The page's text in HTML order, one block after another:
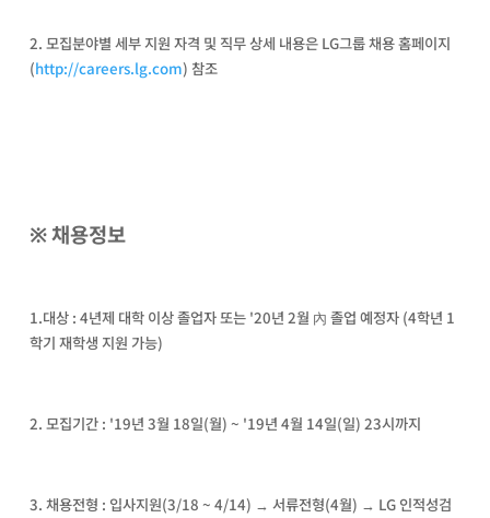
2. 모집분야별 세부 지원 자격 및 직무 상세 내용은 LG그룹 채용 홈페이지
(http://careers.lg.com) 참조
※ 채용정보
1.대상 : 4년제 대학 이상 졸업자 또는 '20년 2월 內 졸업 예정자 (4학년 1
학기 재학생 지원 가능)
2. 모집기간 : '19년 3월 18일(월) ~ '19년 4월 14일(일) 23시까지
3. 채용전형 : 입사지원(3/18 ~ 4/14) → 서류전형(4월) → LG 인적성검